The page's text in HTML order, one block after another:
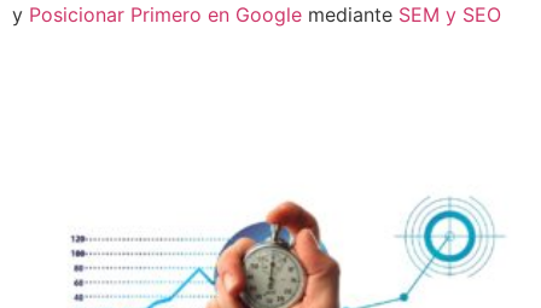
y Posicionar Primero en Google mediante SEM y SEO